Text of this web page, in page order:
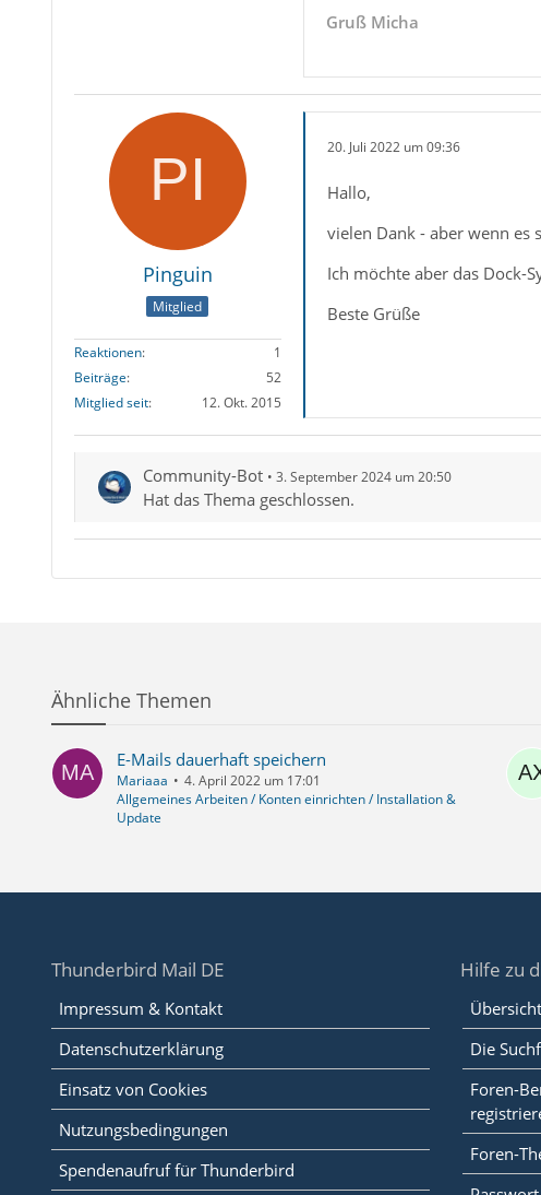
Gruß Micha
Pinguin
Mitglied
Reaktionen
1
Beiträge
52
Mitglied seit
12. Okt. 2015
20. Juli 2022 um 09:36
Hallo,
vielen Dank - aber wenn es
Ich möchte aber das Dock-
Beste Grüße
Community-Bot 3. September 2024 um 20:50
Hat das Thema geschlossen.
Ähnliche Themen
E-Mails dauerhaft speichern
Mariaaa
4. April 2022 um 17:01
Allgemeines Arbeiten / Konten einrichten / Installation &
Update
Thunderbird Mail DE
Impressum & Kontakt
Datenschutzerklärung
Einsatz von Cookies
Nutzungsbedingungen
Spendenaufruf für Thunderbird
Hilfe zu
Die
Foren-
Foren-